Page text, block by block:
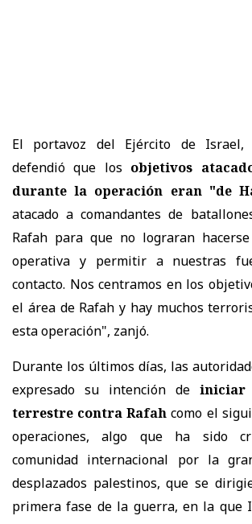
El portavoz del Ejército de Israel,
defendió que los objetivos
durante la operación eran "de
atacado a comandantes de
Rafah para que no lograran
operativa y permitir a nuestras
contacto. Nos centramos en los
el área de Rafah y hay muchos
esta operación", zanjó.
Durante los últimos días, las
expresado su intención de iniciar
terrestre contra Rafah como el
operaciones, algo que ha sido
comunidad internacional por la
desplazados palestinos, que se
primera fase de la guerra, en la que